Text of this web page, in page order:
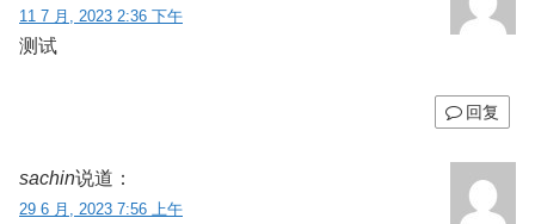
11 7 月, 2023 2:36 下午
测试
回复
sachin说道：
29 6 月, 2023 7:56 上午